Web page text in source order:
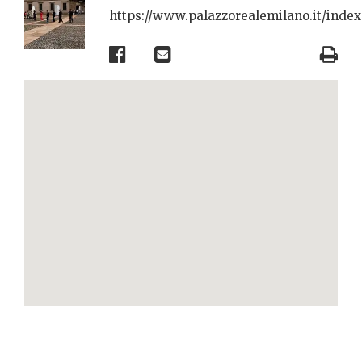
https://www.palazzorealemilano.it/